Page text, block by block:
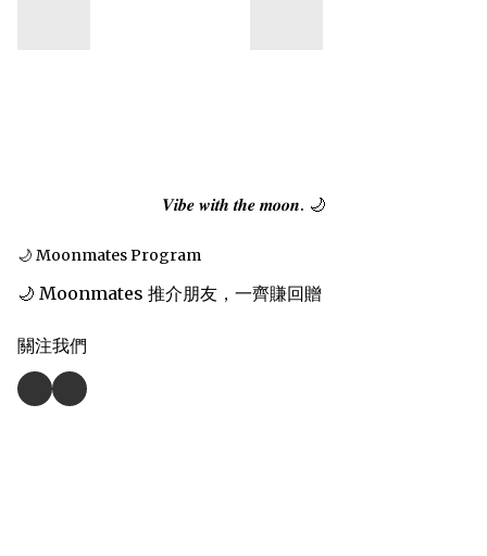
𝑽𝒊𝒃𝒆 𝒘𝒊𝒕𝒉 𝒕𝒉𝒆 𝒎𝒐𝒐𝒏. 🌙
🌙 Moonmates Program
🌙 Moonmates 推介朋友，一齊賺回贈
關注我們